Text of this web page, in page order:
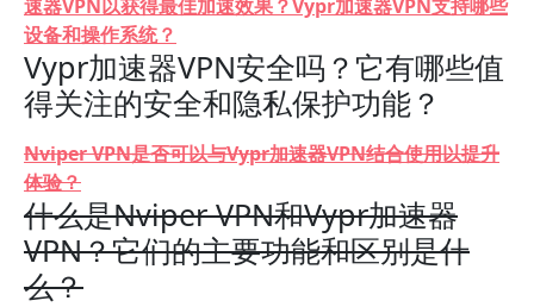
速器VPN以获得最佳加速效果？Vypr加速器VPN支持哪些
设备和操作系统？
Vypr加速器VPN安全吗？它有哪些值
得关注的安全和隐私保护功能？
Nviper VPN是否可以与Vypr加速器VPN结合使用以提升
体验？
什么是Nviper VPN和Vypr加速器
VPN？它们的主要功能和区别是什
么？